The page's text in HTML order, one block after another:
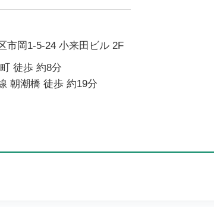
市岡1-5-24 小来田ビル 2F
徒歩 約8分
朝潮橋 徒歩 約19分